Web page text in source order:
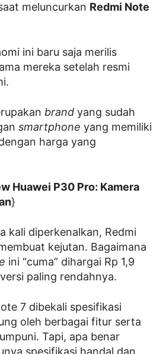
meluncurkan Redmi Note
ini baru saja merilis
mereka setelah resmi
brand yang sudah
smartphone yang memiliki
harga yang
Huawei P30 Pro: Kamera
}
kali diperkenalkan, Redmi
kejutan. Bagaimana
ini “cuma” dihargai Rp 1,9
paling rendahnya.
7 dibekali spesifikasi
oleh berbagai fitur serta
Tapi, apa benar
spesifikasi handal dan